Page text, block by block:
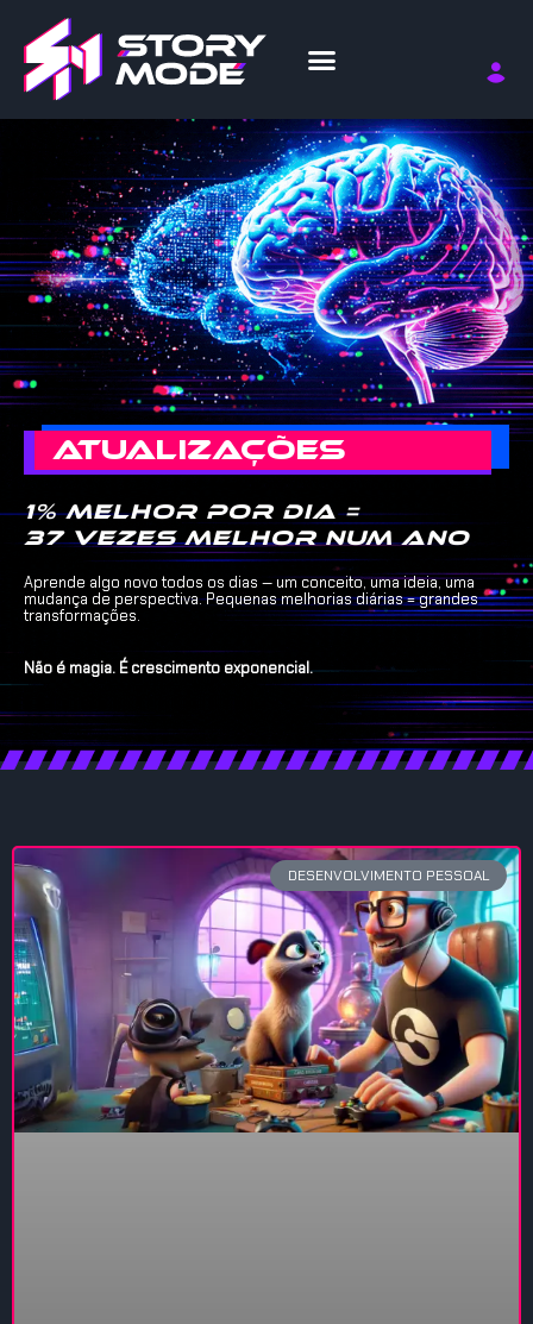
ATUALIZAÇÕES
1% melhor por dia =
37 vezes melhor num ano
Aprende algo novo todos os dias — um conceito, uma ideia, uma
mudança de perspectiva. Pequenas melhorias diárias = grandes
transformações.
Não é magia. É crescimento exponencial.
DESENVOLVIMENTO PESSOAL